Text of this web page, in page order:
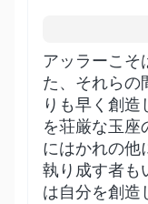
アッラーこそ
た、それらの
りも早く創造
を荘厳な玉座
にはかれの他
執り成す者も
は自分を創造